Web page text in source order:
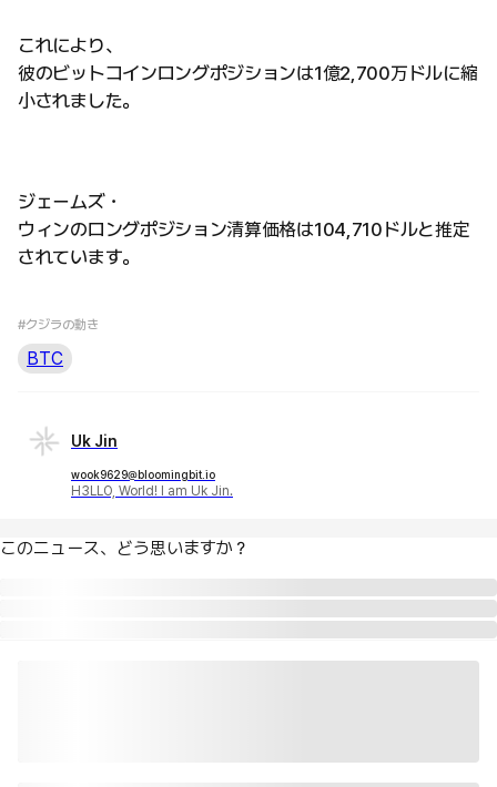
これにより、
彼のビットコインロングポジションは1億2,700万ドルに縮
小されました。
ジェームズ・
ウィンのロングポジション清算価格は104,710ドルと推定
されています。
#クジラの動き
BTC
Uk Jin
wook9629@bloomingbit.io
H3LLO, World! I am Uk Jin.
このニュース、どう思いますか？